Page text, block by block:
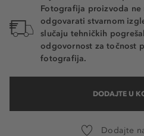
Fotografija proizvoda ne
odgovarati stvarnom
slučaju tehničkih
odgovornost za točnost
fotografija.
DODAJTE U
Dodajte